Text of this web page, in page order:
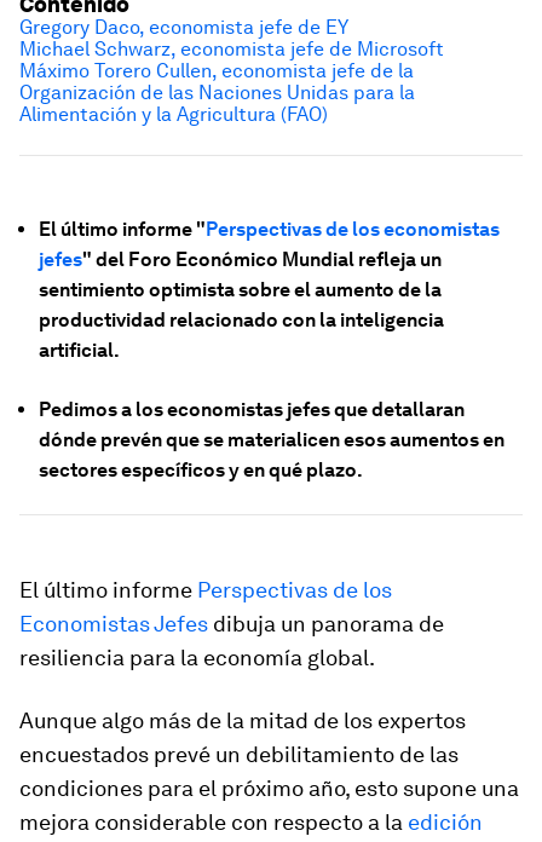
El último informe "Perspectivas de los economistas
jefes" del Foro Económico Mundial refleja un
sentimiento optimista sobre el aumento de la
productividad relacionado con la inteligencia
artificial.
Pedimos a los economistas jefes que detallaran
dónde prevén que se materialicen esos aumentos en
sectores específicos y en qué plazo.
El último informe Perspectivas de los
Economistas Jefes dibuja un panorama de
resiliencia para la economía global.
Aunque algo más de la mitad de los expertos
encuestados prevé un debilitamiento de las
condiciones para el próximo año, esto supone una
mejora considerable con respecto a la edición
Gregory Daco, economista jefe de EY
Michael Schwarz, economista jefe de Microsoft
Máximo Torero Cullen, economista jefe de la
Organización de las Naciones Unidas para la
Alimentación y la Agricultura (FAO)